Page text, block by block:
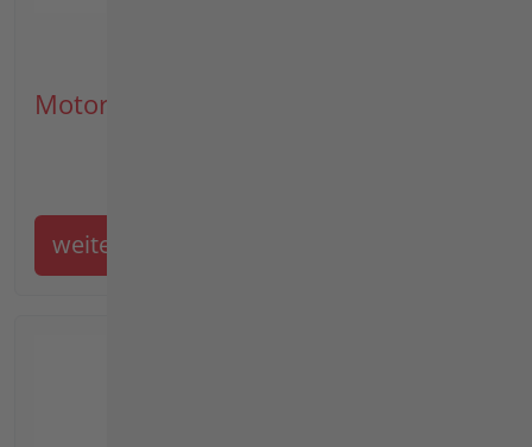
Motore
weiter